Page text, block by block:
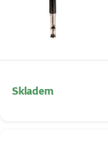
Skladem